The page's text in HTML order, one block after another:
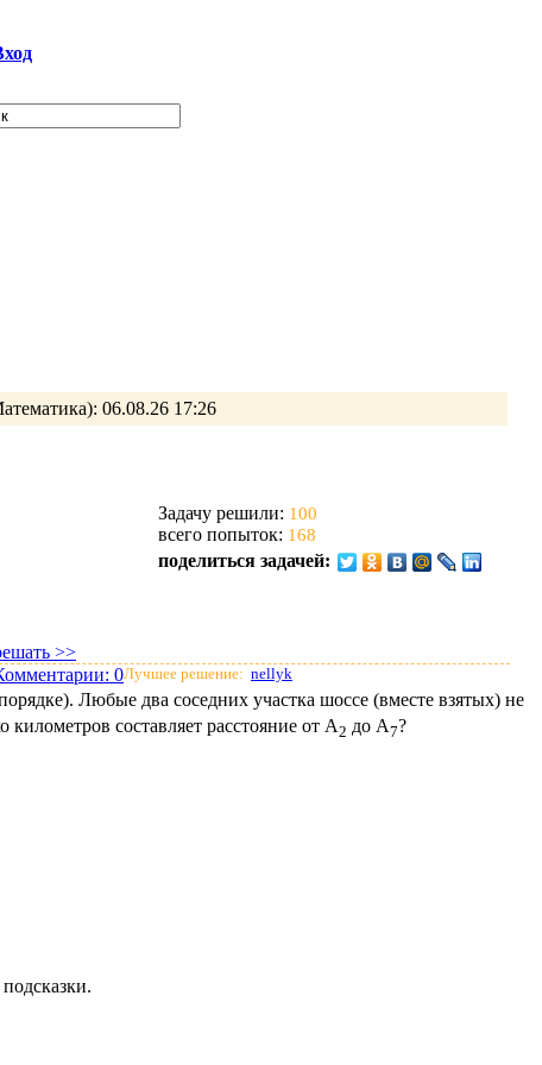
06.08.26 17:26
Задачу решили: 100
всего попыток: 168
поделиться задачей:
>>
0Лучшее решение: nellyk
Любые два соседних участка шоссе (вместе взятых) не
составляет расстояние от А2 до А7?